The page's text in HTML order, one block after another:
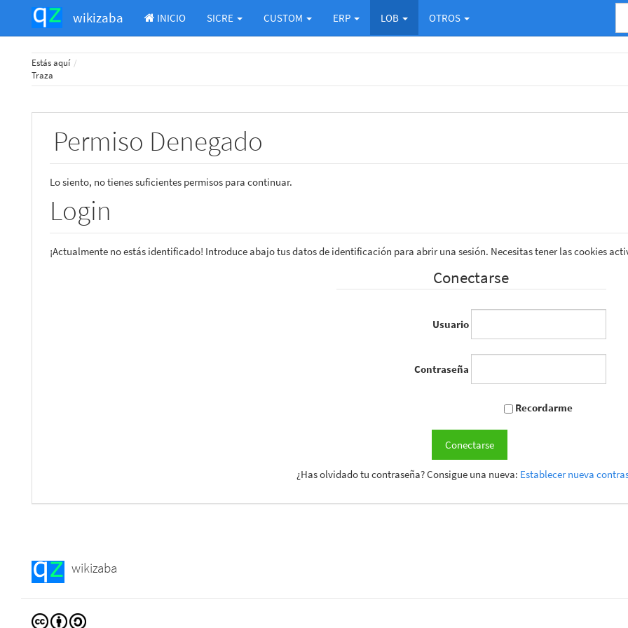
wikizaba INICIO SICRE CUSTOM ERP LOB OTROS
Estás aquí
Traza
Permiso Denegado
Lo siento, no tienes suficientes permisos para continuar.
Login
¡Actualmente no estás identificado! Introduce abajo tus datos de identificación para abrir una sesión. Necesitas tener las cookies
Conectarse
Usuario
Contraseña
Recordarme
Conectarse
¿Has olvidado tu contraseña? Consigue una nueva: Establecer nueva
wikizaba